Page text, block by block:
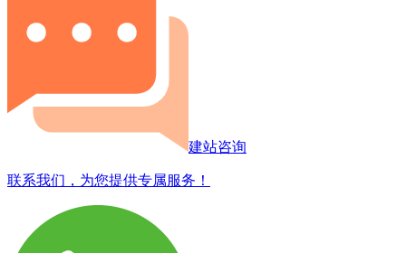
建站咨询
联系我们，为您提供专属服务！